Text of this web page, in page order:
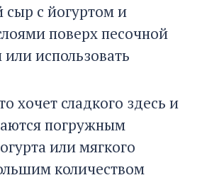
сыр с йогуртом и
поверх песочной
использовать
хочет сладкого здесь и
погружным
или мягкого
количеством